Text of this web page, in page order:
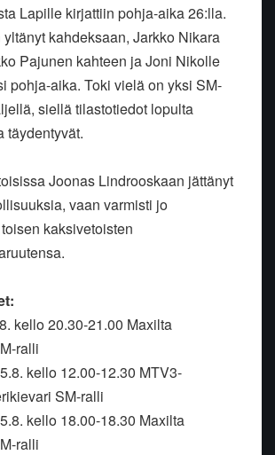
Lapille kirjattiin pohja-aika 26:lla.
kahdeksaan, Jarkko Nikara
Pajunen kahteen ja Joni Nikolle
pohja-aika. Toki vielä on yksi SM-
siellä tilastotiedot lopulta
täydentyvät.
Joonas Lindrooskaan jättänyt
vaan varmisti jo
kaksivetoisten
kello 20.30-21.00 Maxilta
ralli
kello 12.00-12.30 MTV3-
SM-ralli
kello 18.00-18.30 Maxilta
ralli